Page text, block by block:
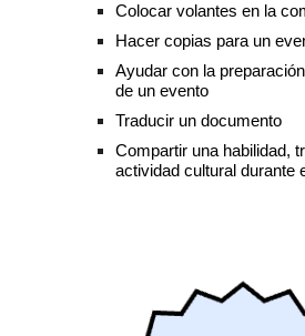
Colocar volantes en la
Hacer copias para un
Ayudar con la
de un evento
Traducir un documento
Compartir una habilidad,
actividad cultural durante